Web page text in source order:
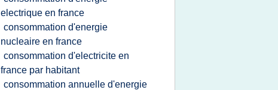
electrique en france
consommation d'energie
nucleaire en france
consommation d'electricite en
france par habitant
consommation annuelle d'energie